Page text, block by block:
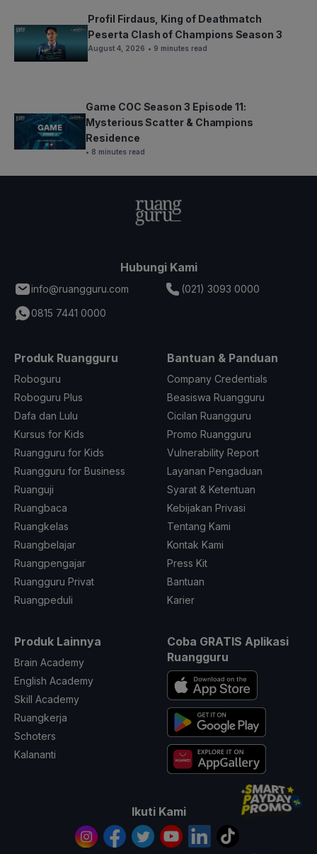
Profil Firdaus, King of Deathmatch
Peserta Clash of Champions Season 3
August 4, 2026 • 9 minutes read
Game COC Season 3 Episode 11:
Mysterious Scatter & Champions
Residence
• 8 minutes read
Hubungi Kami
info@ruangguru.com
(021) 3093 0000
0815 7441 0000
Produk Ruangguru
Roboguru
Roboguru Plus
Dafa dan Lulu
Kursus for Kids
Ruangguru for Kids
Ruangguru for Business
Ruanguji
Ruangbaca
Ruangkelas
Ruangbelajar
Ruangpengajar
Ruangguru Privat
Ruangpeduli
Bantuan & Panduan
Company Credentials
Beasiswa Ruangguru
Cicilan Ruangguru
Promo Ruangguru
Vulnerability Report
Layanan Pengaduan
Syarat & Ketentuan
Kebijakan Privasi
Tentang Kami
Kontak Kami
Press Kit
Bantuan
Karier
Produk Lainnya
Brain Academy
English Academy
Skill Academy
Ruangkerja
Schoters
Kalananti
Coba GRATIS Aplikasi
Ruangguru
Ikuti Kami